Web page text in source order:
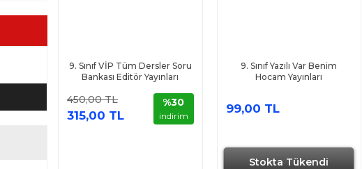
9. Sınıf VİP Tüm Dersler Soru
Bankası Editör Yayınları
450,00 TL
315,00 TL
%30
indirim
Stokta Tükendi
9. Sınıf Yazılı Var Benim
Hocam Yayınları
99,00 TL